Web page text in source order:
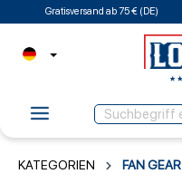
Gratisversand ab 75 € (DE)
KATEGORIEN FAN GEAR